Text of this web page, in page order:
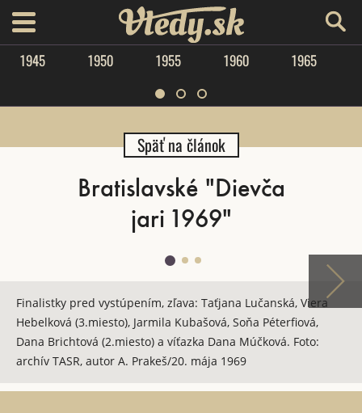
menu Vtedy.sk
1945 1950 1955 1960 1965
Späť na článok
Bratislavské "Dievča
jari 1969"
Finalistky pred vystúpením, zľava: Taťjana Lučanská, Viera
Hebelková (3.miesto), Jarmila Kubašová, Soňa Péterfiová,
Dana Brichtová (2.miesto) a víťazka Dana Múčková. Foto:
archív TASR, autor A. Prakeš/20. mája 1969